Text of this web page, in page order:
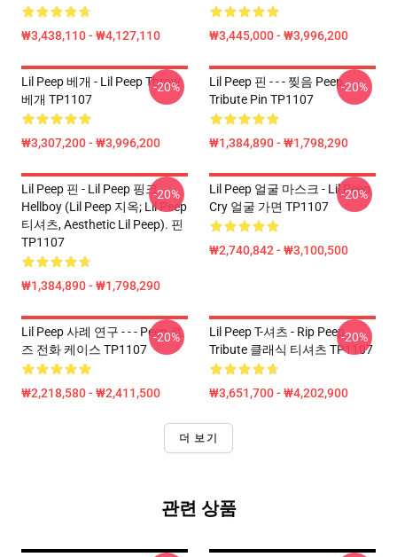
₩3,438,110 - ₩4,127,110 ₩3,445,000 - ₩3,996,200
Lil Peep 베개 - Lil Peep Throw
베개 TP1107
₩3,307,200 - ₩3,996,200
-20%
Lil Peep 핀 - - - 찢음 Peep
Tribute Pin TP1107
₩1,384,890 - ₩1,798,290
-20%
Lil Peep 핀 - Lil Peep 핑크
Hellboy (Lil Peep 지옥; Lil Peep
티셔츠, Aesthetic Lil Peep). 핀
TP1107
₩1,384,890 - ₩1,798,290
-20%
Lil Peep 얼굴 마스크 - Lil Peep
Cry 얼굴 가면 TP1107
₩2,740,842 - ₩3,100,500
-20%
Lil Peep 사례 연구 - - - Peep 로
즈 전화 케이스 TP1107
₩2,218,580 - ₩2,411,500
-20%
Lil Peep T-셔츠 - Rip Peep
Tribute 클래식 티셔츠 TP1107
₩3,651,700 - ₩4,202,900
-20%
더 보기
관련 상품